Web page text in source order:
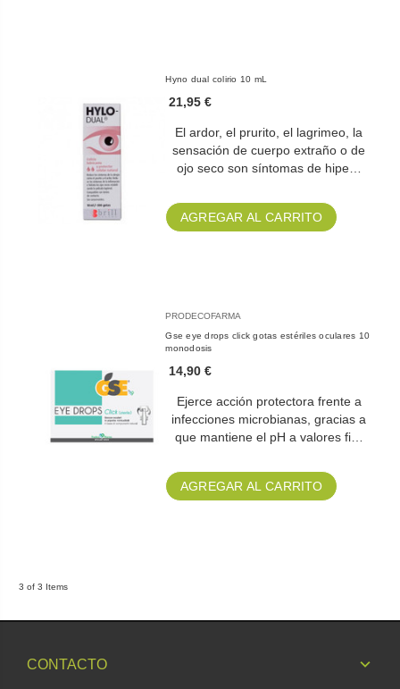
Hyno dual colirio 10 mL
21,95 €
El ardor, el prurito, el lagrimeo, la
sensación de cuerpo extraño o de
ojo seco son síntomas de hipe…
AGREGAR AL CARRITO
PRODECOFARMA
Gse eye drops click gotas estériles oculares 10
monodosis
14,90 €
Ejerce acción protectora frente a
infecciones microbianas, gracias a
que mantiene el pH a valores fi…
AGREGAR AL CARRITO
3 of 3 Items
CONTACTO